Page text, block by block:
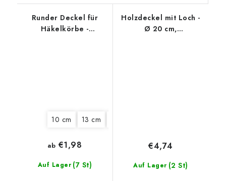
Runder Deckel für
Häkelkörbe -
10 cm 13 cm
Auf Lager (7 St)
ab €1,98
Holzdeckel mit Loch -
Ø 20 cm,
Auf Lager (2 St)
€4,74